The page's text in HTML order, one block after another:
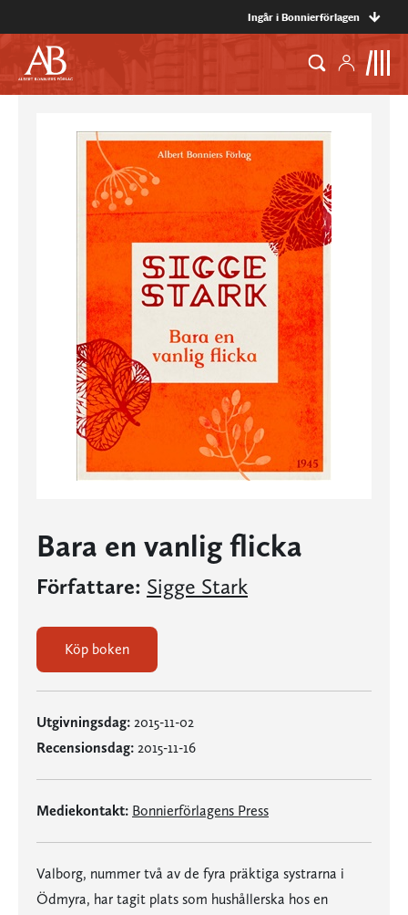
Ingår i Bonnierförlagen
Bara en vanlig flicka
Författare: Sigge Stark
Köp boken
Utgivningsdag: 2015-11-02
Recensionsdag: 2015-11-16
Mediekontakt: Bonnierförlagens Press
Valborg, nummer två av de fyra präktiga systrarna i
Ödmyra, har tagit plats som hushållerska hos en